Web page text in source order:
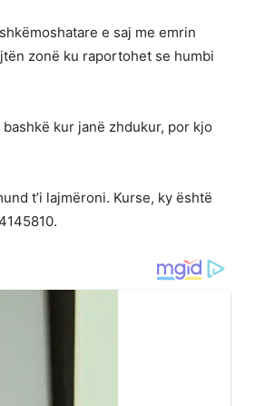
e saj me emrin
zonë ku raportohet se humbi
kur janë zhdukur, por kjo
t’i lajmëroni. Kurse, ky është